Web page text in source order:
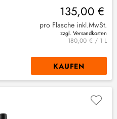
135,00 €
pro Flasche inkl.MwSt.
zzgl. Versandkosten
180,00 € / 1 L
KAUFEN